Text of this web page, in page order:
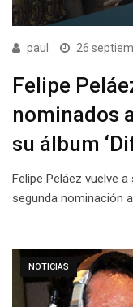
paul 26
Felipe
nominados
su álbum
Felipe Peláez vuelve
segunda nominación
NOTICIAS